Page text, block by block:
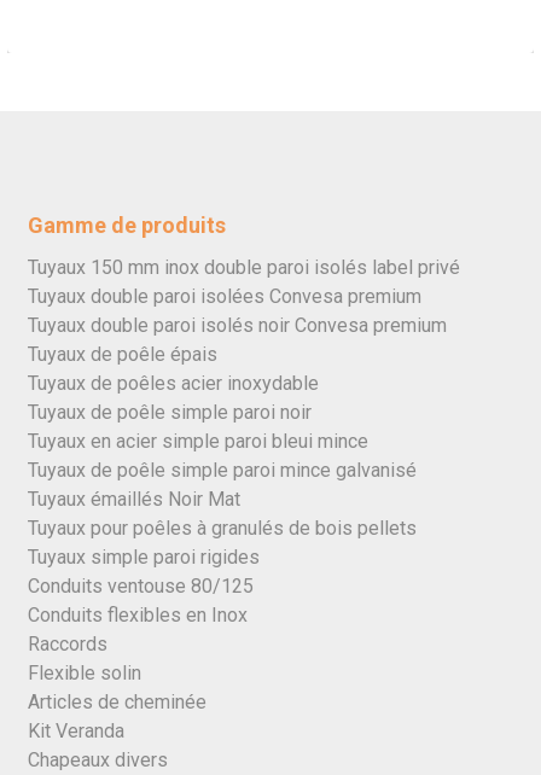
Gamme de produits
Tuyaux 150 mm inox double paroi isolés label privé
Tuyaux double paroi isolées Convesa premium
Tuyaux double paroi isolés noir Convesa premium
Tuyaux de poêle épais
Tuyaux de poêles acier inoxydable
Tuyaux de poêle simple paroi noir
Tuyaux en acier simple paroi bleui mince
Tuyaux de poêle simple paroi mince galvanisé
Tuyaux émaillés Noir Mat
Tuyaux pour poêles à granulés de bois pellets
Tuyaux simple paroi rigides
Conduits ventouse 80/125
Conduits flexibles en Inox
Raccords
Flexible solin
Articles de cheminée
Kit Veranda
Chapeaux divers